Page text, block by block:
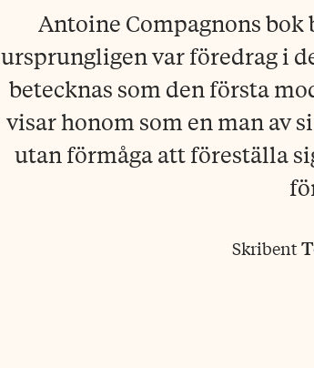
Antoine Compagnons
ursprungligen var föredrag i
betecknas som den första
visar honom som en man av
utan förmåga att föreställa
Skribent